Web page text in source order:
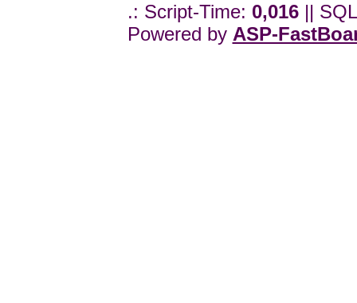
.: Script-Time: 0,016||
Powered by ASP-